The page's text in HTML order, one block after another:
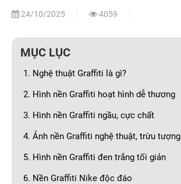
24/10/2025 4059
MỤC LỤC
1. Nghệ thuật Graffiti là gì?
2. Hình nền Graffiti hoạt hình dễ thương
3. Hình nền Graffiti ngầu, cực chất
4. Ảnh nền Graffiti nghệ thuật, trừu tượng
5. Hình nền Graffiti đen trắng tối giản
6. Nền Graffiti Nike độc đáo